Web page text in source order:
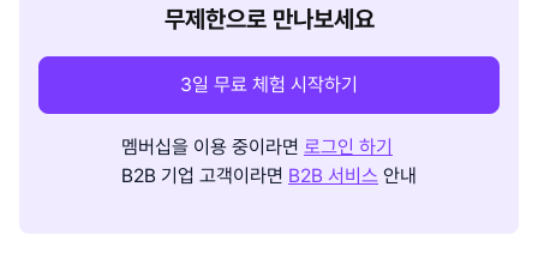
무제한으로 만나보세요
3일 무료 체험 시작하기
멤버십을 이용 중이라면 로그인 하기
B2B 기업 고객이라면 B2B 서비스 안내